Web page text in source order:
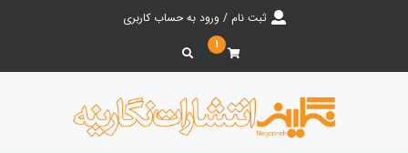
ثبت نام / ورود به حساب کاربری
۱